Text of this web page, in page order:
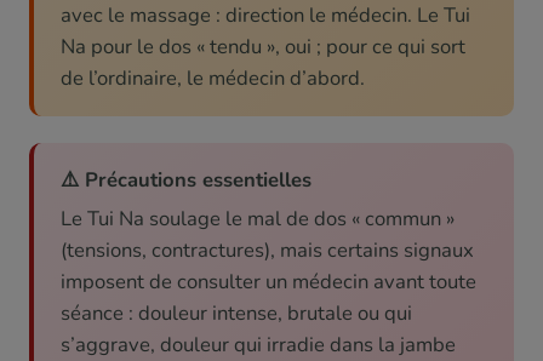
avec le massage : direction le médecin. Le Tui
Na pour le dos « tendu », oui ; pour ce qui sort
de l’ordinaire, le médecin d’abord.
⚠️ Précautions essentielles
Le Tui Na soulage le mal de dos « commun »
(tensions, contractures), mais certains signaux
imposent de consulter un médecin avant toute
séance : douleur intense, brutale ou qui
s’aggrave, douleur qui irradie dans la jambe